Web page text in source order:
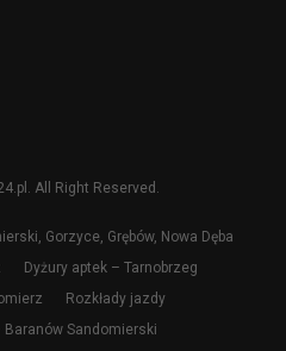
All Right Reserved.
Gorzyce, Grębów, Nowa Dęba
Dyżury aptek – Tarnobrzeg
Rozkłady jazdy
Sandomierski